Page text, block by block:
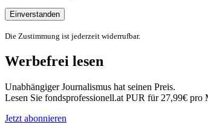
Einverstanden
Die Zustimmung ist jederzeit widerrufbar.
Werbefrei lesen
Unabhängiger Journalismus hat seinen Preis.
Lesen Sie fondsprofessionell.at PUR für 27,99€ pro
Jetzt abonnieren